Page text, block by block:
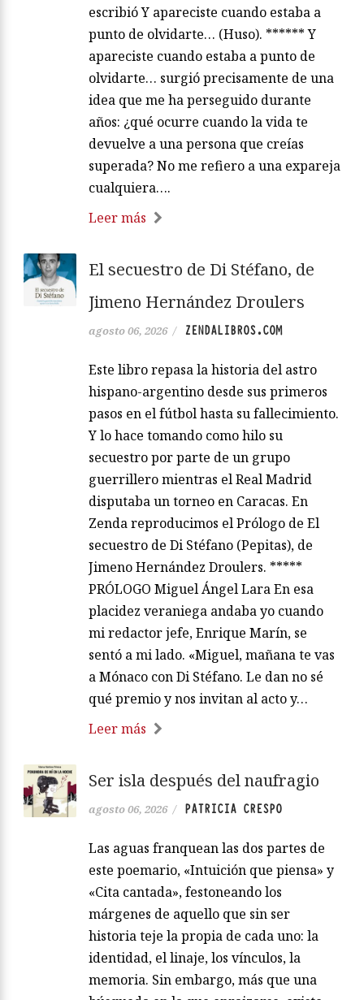
escribió Y apareciste cuando estaba a
punto de olvidarte… (Huso). ****** Y
apareciste cuando estaba a punto de
olvidarte… surgió precisamente de una
idea que me ha perseguido durante
años: ¿qué ocurre cuando la vida te
devuelve a una persona que creías
superada? No me refiero a una expareja
cualquiera….
Leer más
El secuestro de Di Stéfano, de
Jimeno Hernández Droulers
agosto 06, 2026 / ZENDALIBROS.COM
Este libro repasa la historia del astro
hispano-argentino desde sus primeros
pasos en el fútbol hasta su fallecimiento.
Y lo hace tomando como hilo su
secuestro por parte de un grupo
guerrillero mientras el Real Madrid
disputaba un torneo en Caracas. En
Zenda reproducimos el Prólogo de El
secuestro de Di Stéfano (Pepitas), de
Jimeno Hernández Droulers. *****
PRÓLOGO Miguel Ángel Lara En esa
placidez veraniega andaba yo cuando
mi redactor jefe, Enrique Marín, se
sentó a mi lado. «Miguel, mañana te vas
a Mónaco con Di Stéfano. Le dan no sé
qué premio y nos invitan al acto y…
Leer más
Ser isla después del naufragio
agosto 06, 2026 / PATRICIA CRESPO
Las aguas franquean las dos partes de
este poemario, «Intuición que piensa» y
«Cita cantada», festoneando los
márgenes de aquello que sin ser
historia teje la propia de cada uno: la
identidad, el linaje, los vínculos, la
memoria. Sin embargo, más que una